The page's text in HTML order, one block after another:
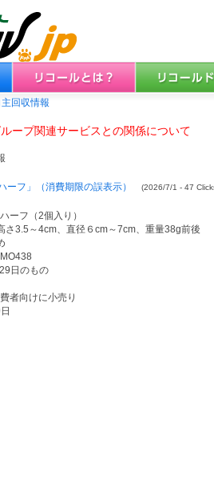
回収情報
ープ関連サービスとの関係について
ーフ」（消費期限の誤表示）
(2026/7/1 - 47
ーフ（2個入り）
3.5～4cm、直径６cm～7cm、重量38g前後
日のもの
者向けに小売り